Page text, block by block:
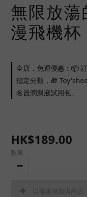
無限放
漫飛機杯
全店，免運優惠：📦
指定分類，🎁
名器潤滑液試用包」
HK$189.00
數量
以優惠價加購商品